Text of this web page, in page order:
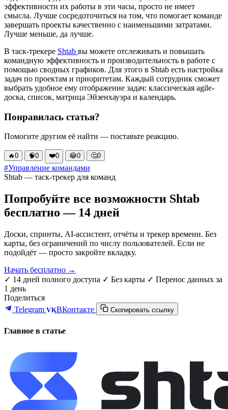
эффективности их работы в эти часы, просто не имеет
смысла. Лучше сосредоточиться на том, что помогает команде
завершать проекты качественно с наименьшими затратами.
Лучше меньше, да лучше.
В таск-трекере Shtab вы можете отслеживать и повышать
командную эффективность и производительность в работе с
помощью сводных графиков. Для этого в Shtab есть настройка
задач по проектам и приоритетам. Каждый сотрудник сможет
выбрать удобное ему отображение задач: классическая agile-
доска, список, матрица Эйзенхауэра и календарь.
Понравилась статья?
Помогите другим её найти — поставьте реакцию.
🔥0 🧠0 ❤️0 😂0 🤔0
#Управление командами
Shtab — таск-трекер для команд
Попробуйте все возможности Shtab
бесплатно — 14 дней
Доски, спринты, AI-ассистент, отчёты и трекер времени. Без
карты, без ограничений по числу пользователей. Если не
подойдёт — просто закройте вкладку.
Начать бесплатно →
✓ 14 дней полного доступа ✓ Без карты ✓ Перенос данных за
1 день
Поделиться
Telegram VKВКонтакте Скопировать ссылку
Главное в статье